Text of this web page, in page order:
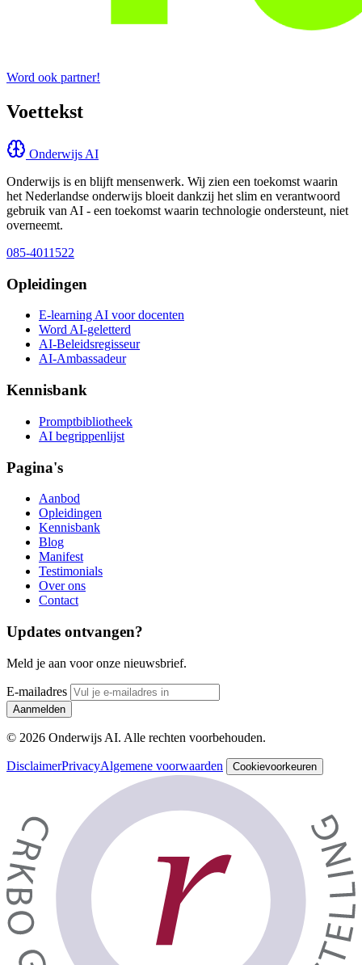
Word ook partner!
Voettekst
Onderwijs AI
Onderwijs is en blijft mensenwerk. Wij zien een toekomst waarin
het Nederlandse onderwijs bloeit dankzij het slim en verantwoord
gebruik van AI - een toekomst waarin technologie ondersteunt, niet
overneemt.
085-4011522
Opleidingen
E-learning AI voor docenten
Word AI-geletterd
AI-Beleidsregisseur
AI-Ambassadeur
Kennisbank
Promptbibliotheek
AI begrippenlijst
Pagina's
Aanbod
Opleidingen
Kennisbank
Blog
Manifest
Testimonials
Over ons
Contact
Updates ontvangen?
Meld je aan voor onze nieuwsbrief.
E-mailadres
Aanmelden
© 2026 Onderwijs AI. Alle rechten voorbehouden.
DisclaimerPrivacyAlgemene voorwaarden Cookievoorkeuren